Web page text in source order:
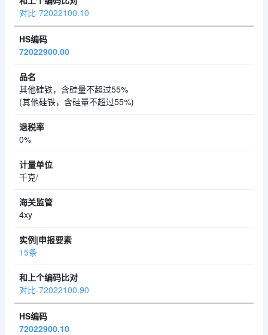
对比-72022100.10
72022900.00
其他硅铁，含硅量不超过55%
(其他硅铁，含硅量不超过55%)
0%
千克/
4xy
15条
对比-72022100.90
72022900.10